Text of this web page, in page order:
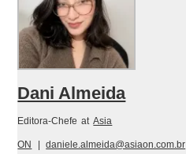
Dani Almeida
Editora-Chefe at Asia
ON daniele.almeida@asiaon.com.br